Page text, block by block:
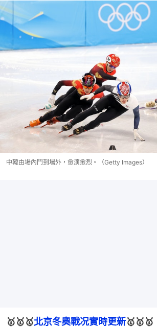
中韓由場內鬥到場外，愈演愈烈。（Getty Images）
🥇🥇🥇北京冬奧戰况實時更新🥇🥇🥇